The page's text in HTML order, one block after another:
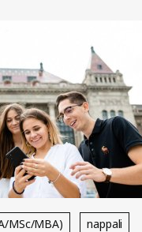
MSc/MBA)
nappali